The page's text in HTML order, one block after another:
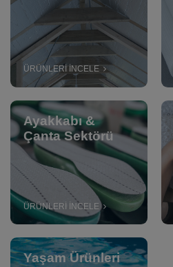
ÜRÜNLERİ İNCELE
Ayakkabı &
Çanta Sektörü
ÜRÜNLERİ İNCELE
Yaşam Ürünleri